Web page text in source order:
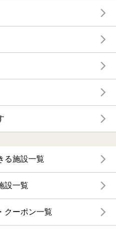
る施設一覧
設一覧
クーポン一覧